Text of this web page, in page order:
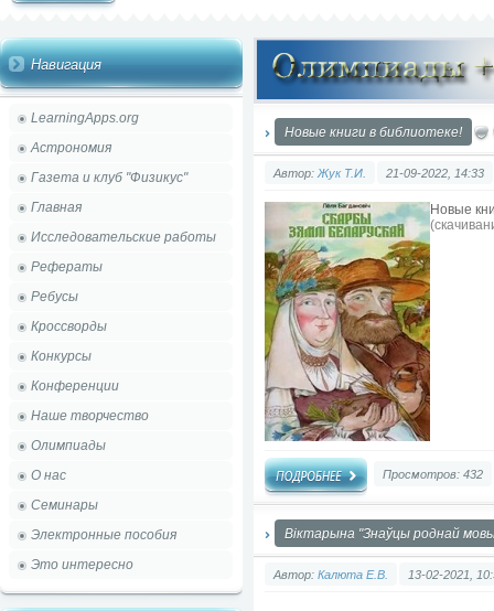
Навигация
LearningApps.org
Астрономия
Газета и клуб "Физикус"
Главная
Исследовательские работы
Рефераты
Ребусы
Кроссворды
Конкурсы
Конференции
Наше творчество
Олимпиады
О нас
Семинары
Электронные пособия
Это интересно
Новые книги в библиотеке!
Автор: Жук Т.И. 21-09-2022, 14:33
Новые
Просмотров: 432
Віктарына "Знаўцы роднай
Автор: Калюта Е.В. 13-02-2021,